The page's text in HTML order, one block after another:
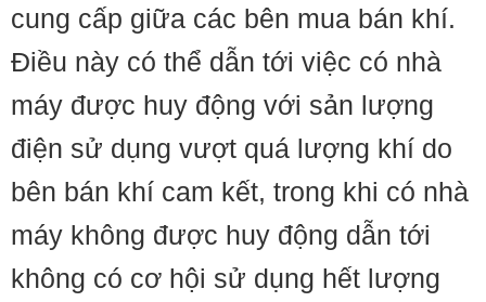
cung cấp giữa các bên mua bán khí. ​
Điều này có thể dẫn tới việc có nhà
máy được huy động với sản lượng
điện sử dụng vượt quá lượng khí do
bên bán khí cam kết, trong khi có nhà
máy không được huy động dẫn tới
không có cơ hội sử dụng hết lượng